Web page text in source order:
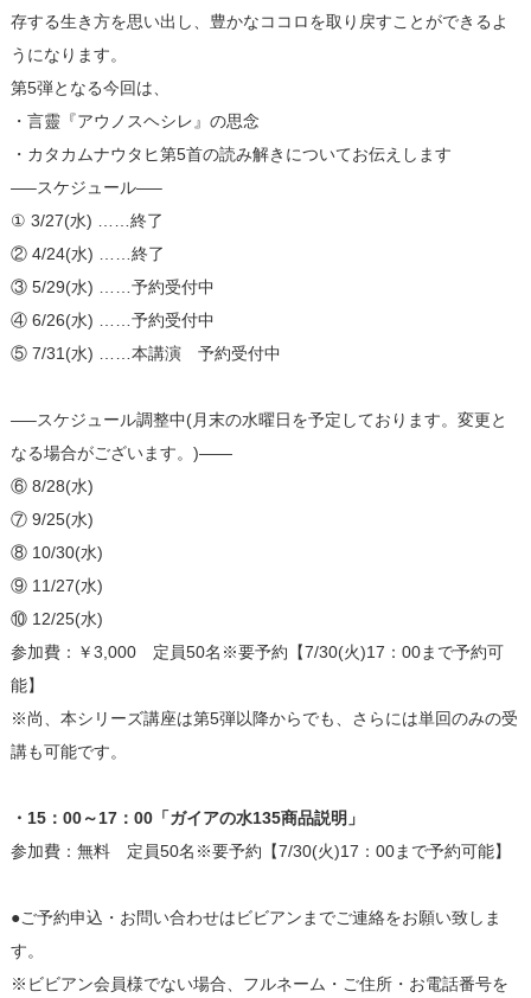
存する生き方を思い出し、豊かなココロを取り戻すことができるよ
うになります。
第5弾となる今回は、
・言靈『アウノスヘシレ』の思念
・カタカムナウタヒ第5首の読み解きについてお伝えします
—–スケジュール—–
① 3/27(水) ……終了
② 4/24(水) ……終了
③ 5/29(水) ……予約受付中
④ 6/26(水) ……予約受付中
⑤ 7/31(水) ……本講演 予約受付中
—–スケジュール調整中(月末の水曜日を予定しております。変更と
なる場合がございます。)——
⑥ 8/28(水)
⑦ 9/25(水)
⑧ 10/30(水)
⑨ 11/27(水)
⑩ 12/25(水)
参加費：￥3,000 定員50名※要予約【7/30(火)17：00まで予約可
能】
※尚、本シリーズ講座は第5弾以降からでも、さらには単回のみの受
講も可能です。
・15：00～17：00「ガイアの水135商品説明」
参加費：無料 定員50名※要予約【7/30(火)17：00まで予約可能】
●ご予約申込・お問い合わせはビビアンまでご連絡をお願い致しま
す。
※ビビアン会員様でない場合、フルネーム・ご住所・お電話番号を